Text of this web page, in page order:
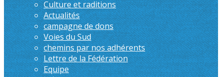
Culture et raditions
Actualités
campagne de dons
Voies du Sud
chemins par nos adhérents
Lettre de la Fédération
Equipe